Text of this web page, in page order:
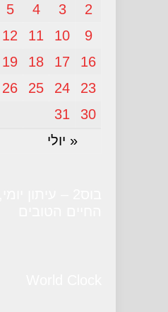
« יולי
2
3
4
5
9
10
11
12
16
17
18
19
23
24
25
26
30
31